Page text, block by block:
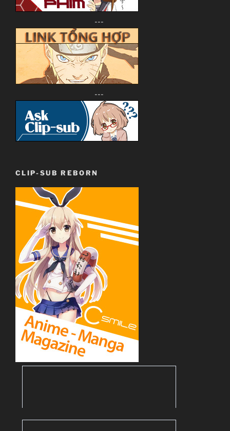
---
---
CLIP-SUB REBORN